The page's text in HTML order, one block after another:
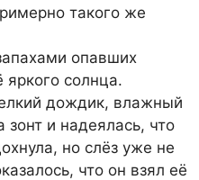
такого же
опавших
солнца.
дождик, влажный
и надеялась, что
но слёз уже не
что он взял её